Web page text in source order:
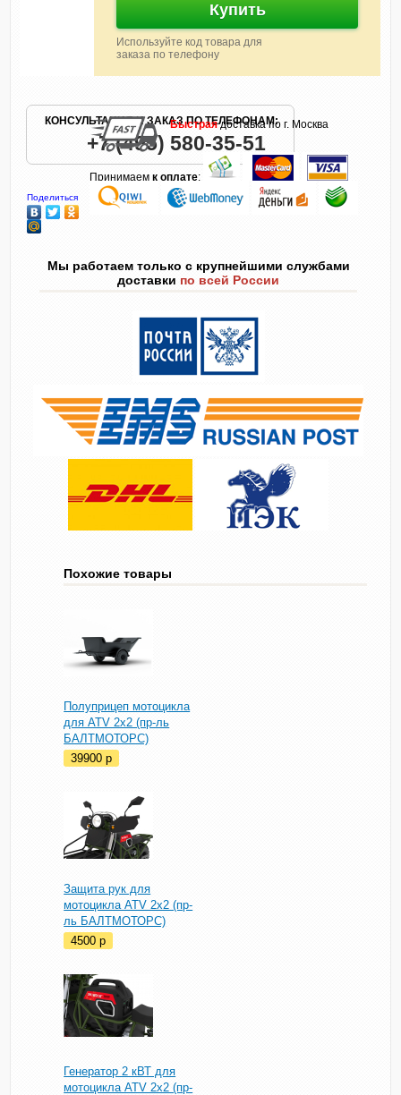
Купить
Используйте код товара для
заказа по телефону
КОНСУЛЬТАЦИЯ И ЗАКАЗ ПО ТЕЛЕФОНАМ:
+7 (495) 580-35-51
Поделиться
Быстраядоставка по г. Москва
Принимаемк оплате:
Мы работаем только с крупнейшими службами
доставки по всей России
Похожие товары
Полуприцеп мотоцикла
для ATV 2х2 (пр-ль
БАЛТМОТОРС)
39900p
Защита рук для
мотоцикла ATV 2х2 (пр-
ль БАЛТМОТОРС)
4500p
Генератор 2 кВТ для
мотоцикла ATV 2х2 (пр-